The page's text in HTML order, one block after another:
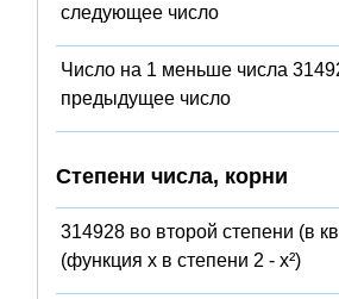
следующее число
Число на 1 меньше числа
предыдущее число
Степени числа, корни
314928 во второй степени (в
(функция x в степени 2 - x²)